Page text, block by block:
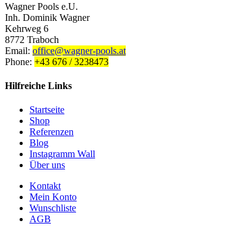
Wagner Pools e.U.
Inh. Dominik Wagner
Kehrweg 6
8772 Traboch
Email: office@wagner-pools.at
Phone: +43 676 / 3238473
Hilfreiche Links
Startseite
Shop
Referenzen
Blog
Instagramm Wall
Über uns
Kontakt
Mein Konto
Wunschliste
AGB